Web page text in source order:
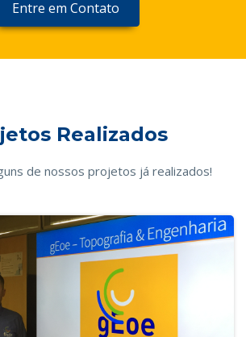
Entre em Contato
Realizados
de nossos projetos já realizados!